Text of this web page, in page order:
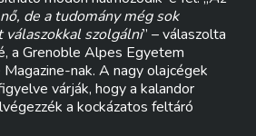
de a tudomány még sok
szolgálni” – válaszolta
a Grenoble Alpes Egyetem
nak. A nagy olajcégek
várják, hogy a kalandor
a kockázatos feltáró